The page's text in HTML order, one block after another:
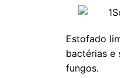
Estofado
bactérias e
fungos.